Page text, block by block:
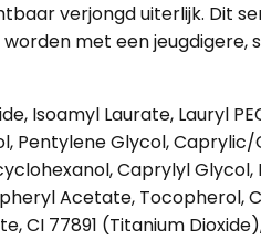
verjongd uiterlijk. Dit
met een jeugdigere,
Isoamyl Laurate, Lauryl
Pentylene Glycol,
Caprylyl
Acetate, Tocopherol,
CI 77891 (Titanium